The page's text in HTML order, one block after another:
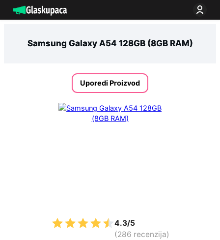
na
Samsung Galaxy A54 128GB (8GB RAM)
Uporedi Proizvod
4.3/5
(286 recenzija)